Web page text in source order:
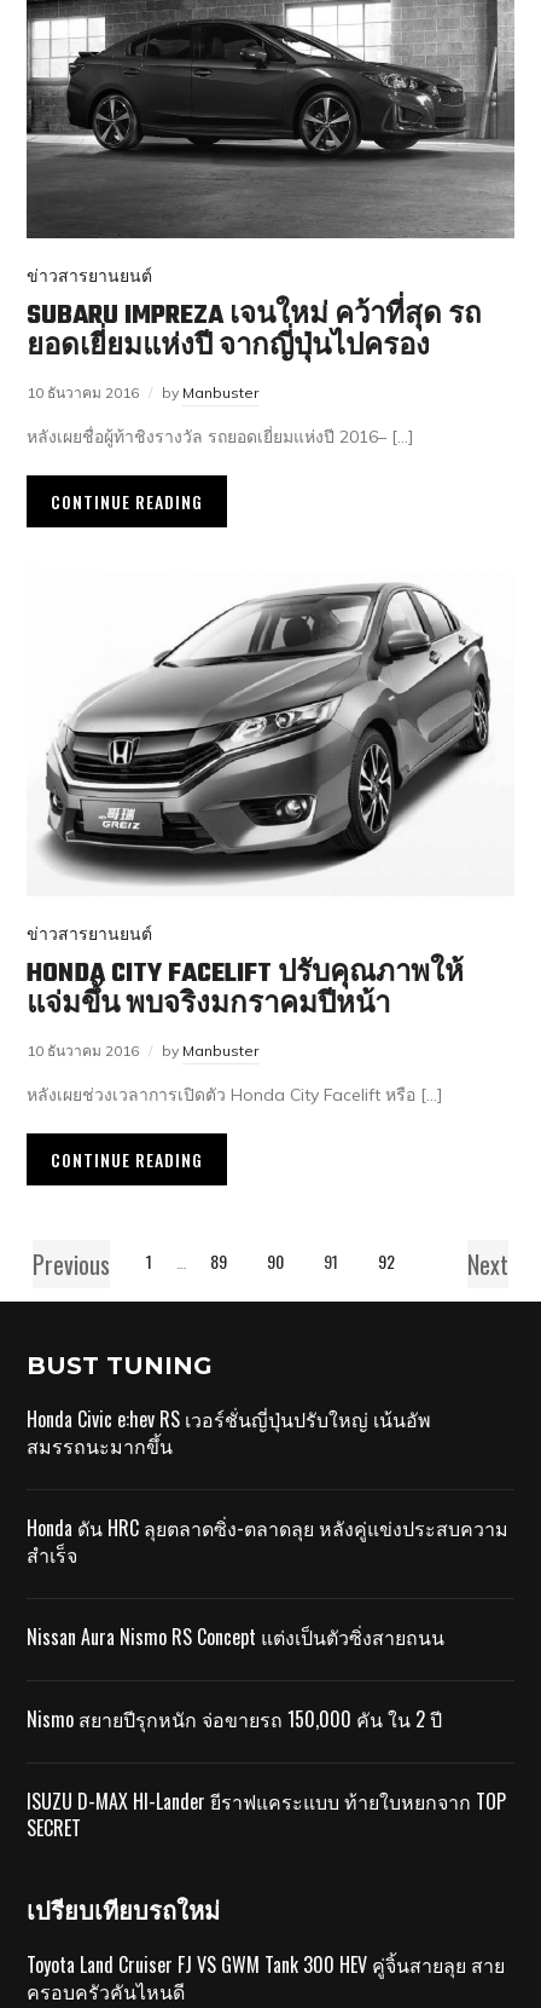
ข่าวสารยานยนต์
SUBARU IMPREZA เจนใหม่ คว้าที่สุด รถ
ยอดเยี่ยมแห่งปี จากญี่ปุ่นไปครอง
10 ธันวาคม 2016 by Manbuster
หลังเผยชื่อผู้ท้าชิงรางวัล รถยอดเยี่ยมแห่งปี 2016– […]
CONTINUE READING
ข่าวสารยานยนต์
HONDA CITY FACELIFT ปรับคุณภาพให้
แจ่มขึ้น พบจริงมกราคมปีหน้า
10 ธันวาคม 2016 by Manbuster
หลังเผยช่วงเวลาการเปิดตัว Honda City Facelift หรือ […]
CONTINUE READING
Previous 1 … 89 90 91 92 Next
BUST TUNING
Honda Civic e:hev RS เวอร์ชั่นญี่ปุ่นปรับใหญ่ เน้นอัพ
สมรรถนะมากขึ้น
Honda ดัน HRC ลุยตลาดซิ่ง-ตลาดลุย หลังคู่แข่งประสบความ
สำเร็จ
Nissan Aura Nismo RS Concept แต่งเป็นตัวซิ่งสายถนน
Nismo สยายปีรุกหนัก จ่อขายรถ 150,000 คัน ใน 2 ปี
ISUZU D-MAX HI-Lander ยีราฟแคระแบบ ท้ายใบหยกจาก TOP
SECRET
เปรียบเทียบรถใหม่
Toyota Land Cruiser FJ VS GWM Tank 300 HEV คู่จิ้นสายลุย สาย
ครอบครัวคันไหนดี